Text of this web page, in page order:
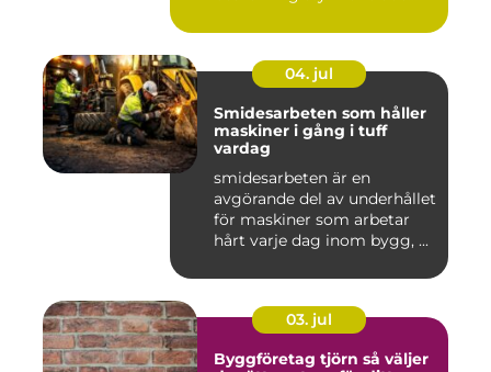
04. jul
Smidesarbeten som håller
maskiner i gång i tuff
vardag
smidesarbeten är en
avgörande del av underhållet
för maskiner som arbetar
hårt varje dag inom bygg, ...
03. jul
Byggföretag tjörn så väljer